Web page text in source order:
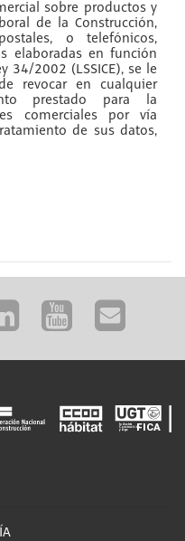
sobre productos y
de la Construcción,
o telefónicos,
elaboradas en función
34/2002 (LSSICE), se le
revocar en cualquier
prestado para la
comerciales por vía
de sus datos,